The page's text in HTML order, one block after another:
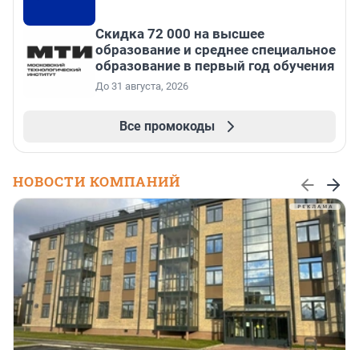
Скидка 72 000 на высшее
образование и среднее специальное
образование в первый год обучения
До 31 августа, 2026
Все промокоды
НОВОСТИ КОМПАНИЙ